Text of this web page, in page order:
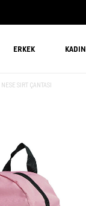
ERKEK KADIN
NESE SIRT ÇANTASI